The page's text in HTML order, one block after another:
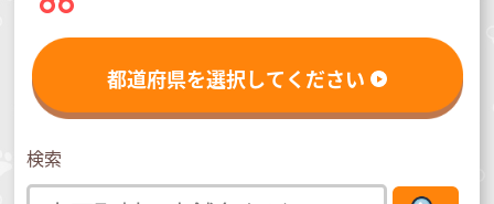
都道府県を選択してください
検索